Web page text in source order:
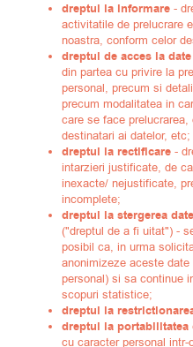
dreptul la informare -
activitatile de prelucrare
noastra, conform celor
dreptul de acces la date
din partea cu privire la
personal, precum si
precum modalitatea in
care se face
destinatari ai datelor, etc;
dreptul la rectificare -
intarzieri justificate, de
inexacte/ nejustificate,
incomplete;
dreptul la stergerea
("dreptul de a fi uitat") -
posibil ca, in urma
anonimizeze aceste
personal) si sa continue
scopuri statistice;
dreptul la
dreptul la portabilitatea
cu caracter personal